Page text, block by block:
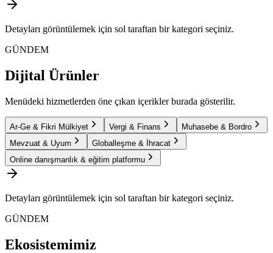
Detayları görüntülemek için sol taraftan bir kategori seçiniz.
GÜNDEM
Dijital Ürünler
Menüdeki hizmetlerden öne çıkan içerikler burada gösterilir.
Ar-Ge & Fikri Mülkiyet Vergi & Finans
Muhasebe & Bordro
Mevzuat & Uyum
Globalleşme & İhracat
Online danışmanlık & eğitim platformu
Detayları görüntülemek için sol taraftan bir kategori seçiniz.
GÜNDEM
Ekosistemimiz